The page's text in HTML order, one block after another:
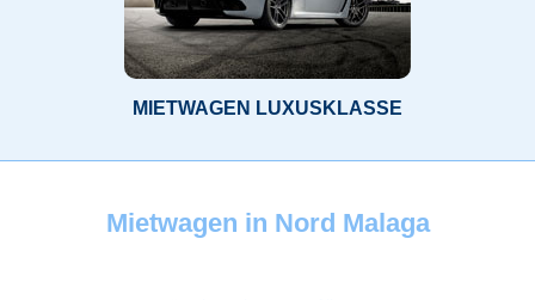
MIETWAGEN LUXUSKLASSE
Mietwagen in Nord Malaga